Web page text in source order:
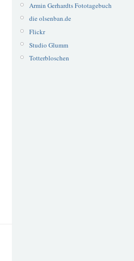
Armin Gerhardts Fototagebuch
die olsenban.de
Flickr
Studio Glumm
Totterbloschen